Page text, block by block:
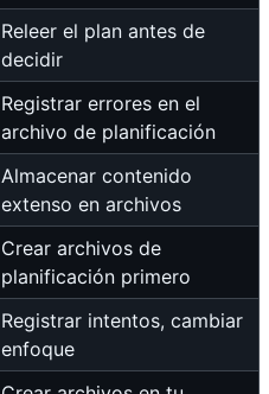
Releer el plan antes de
decidir
Registrar errores en el
archivo de planificación
Almacenar contenido
extenso en archivos
Crear archivos de
planificación primero
Registrar intentos, cambiar
enfoque